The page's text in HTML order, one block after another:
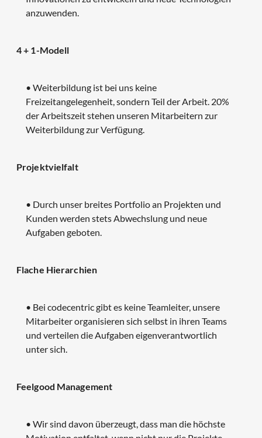
anzuwenden.
4 + 1-Modell
• Weiterbildung ist bei uns keine
Freizeitangelegenheit, sondern Teil der Arbeit. 20%
der Arbeitszeit stehen unseren Mitarbeitern zur
Weiterbildung zur Verfügung.
Projektvielfalt
• Durch unser breites Portfolio an Projekten und
Kunden werden stets Abwechslung und neue
Aufgaben geboten.
Flache Hierarchien
• Bei codecentric gibt es keine Teamleiter, unsere
Mitarbeiter organisieren sich selbst in ihren Teams
und verteilen die Aufgaben eigenverantwortlich
unter sich.
Feelgood Management
• Wir sind davon überzeugt, dass man die höchste